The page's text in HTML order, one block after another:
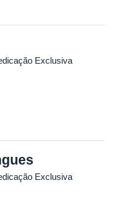
Exclusiva
Exclusiva